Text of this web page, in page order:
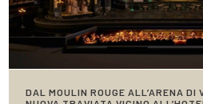
DAL MOULIN ROUGE ALL’ARENA